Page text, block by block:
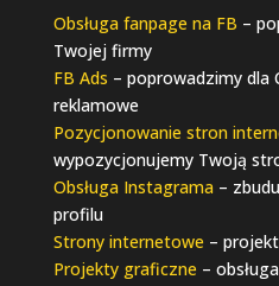
Obsługa fanpage na FB –
Twojej firmy
FB Ads – poprowadzimy dla
reklamowe
Pozycjonowanie stron
wypozycjonujemy Twoją
Obsługa Instagrama–
profilu
Strony internetowe –
Projekty graficzne –